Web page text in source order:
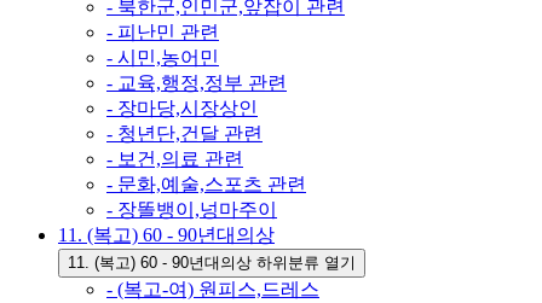
- 북한군,인민군,앞잡이 관련
- 피난민 관련
- 시민,농어민
- 교육,행정,정부 관련
- 장마당,시장상인
- 청년단,건달 관련
- 보건,의료 관련
- 문화,예술,스포츠 관련
- 장똘뱅이,넝마주이
11. (복고) 60 - 90년대의상
11. (복고) 60 - 90년대의상 하위분류 열기
- (복고-여) 원피스,드레스